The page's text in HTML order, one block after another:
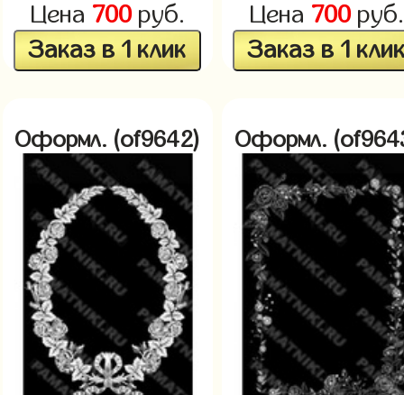
Цена 700руб.
Заказ в 1 клик
Цена 700руб.
Заказ в 1
Оформл. (of9642) Оформл.